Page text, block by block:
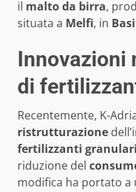
il malto da birra,
situata a Melfi, in
Innovazioni
di
Recentemente, K-
ristrutturazione
fertilizzanti granulari
riduzione del
modifica ha portato